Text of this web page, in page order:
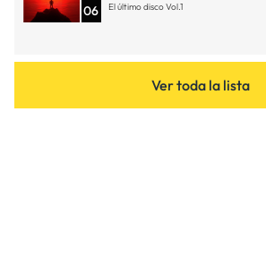
06 El último disco Vol.1
Ver toda la lista